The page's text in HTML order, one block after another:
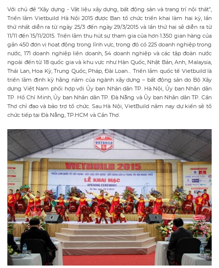
Với chủ đề “Xây dựng - Vật liệu xây dựng, bất động sản và trang trí nội thất”,
Triển lãm Vietbuild Hà Nội 2015 được Ban tổ chức triển khai làm hai kỳ, lần
thứ nhất diễn ra từ ngày 25/3 đến ngày 29/3/2015 và lần thứ hai sẽ diễn ra từ
11/11 đến 15/11/2015. Triển lãm thu hút sự tham gia của hơn 1.350 gian hàng của
gần 450 đơn vị hoạt động trong lĩnh vực, trong đó có 225 doanh nghiệp trong
nước, 171 doanh nghiệp liên doanh, 54 doanh nghiệp và các tập đoàn nước
ngoài đến từ 18 quốc gia và khu vực như Hàn Quốc, Nhật Bản, Anh, Malaysia,
Thái Lan, Hoa Kỳ, Trung Quốc, Pháp, Đài Loan… Triển lãm quốc tế Vietbuild là
triển lãm định kỳ hằng năm của ngành xây dựng – bất động sản do Bộ Xây
dựng Việt Nam phối hợp với Ủy ban Nhân dân TP. Hà Nội, Ủy ban Nhân dân
TP. Hồ Chí Minh, Ủy ban Nhân dân TP. Đà Nẵng và Ủy ban Nhân dân TP. Cần
Thơ chỉ đạo và bảo trợ tổ chức. Sau Hà Nội, VietBuild năm nay dự kiến sẽ tổ
chức tiếp tại Đà Nẵng, TP.HCM và Cần Thơ.